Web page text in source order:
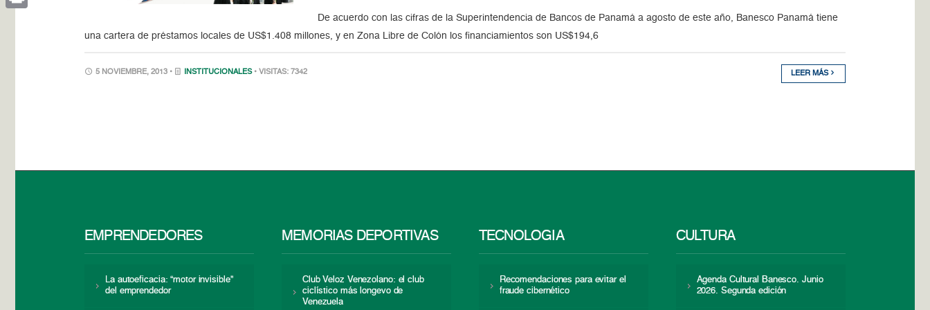
De acuerdo con las cifras de la Superintendencia de Bancos de Panamá a agosto de este año, Banesco Panamá tiene
una cartera de préstamos locales de US$1.408 millones, y en Zona Libre de Colón los financiamientos son US$194,6
5 NOVIEMBRE, 2013 • INSTITUCIONALES • VISITAS: 7342 LEER MÁS
EMPRENDEDORES
La autoeficacia: “motor invisible”
del emprendedor
MEMORIAS DEPORTIVAS
Club Veloz Venezolano: el club
ciclístico más longevo de
Venezuela
TECNOLOGÍA
Recomendaciones para evitar el
fraude cibernético
CULTURA
Agenda Cultural Banesco. Junio
2026. Segunda edición